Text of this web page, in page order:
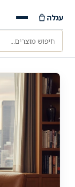
content
חיפוש מוצרים...
עגלה